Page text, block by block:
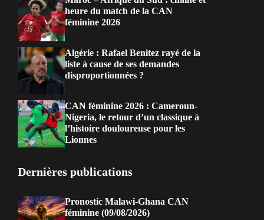
heure du match de la CAN
féminine 2026
Algérie : Rafael Benitez rayé de la
liste à cause de ses demandes
disproportionnées ?
CAN féminine 2026 : Cameroun-
Nigeria, le retour d’un classique à
l’histoire douloureuse pour les
Lionnes
Dernières publications
Pronostic Malawi-Ghana CAN
féminine (09/08/2026)